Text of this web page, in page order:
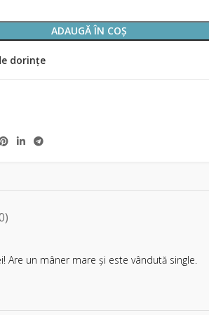
ADAUGĂ ÎN COȘ
dorințe
Are un mâner mare și este vândută single.